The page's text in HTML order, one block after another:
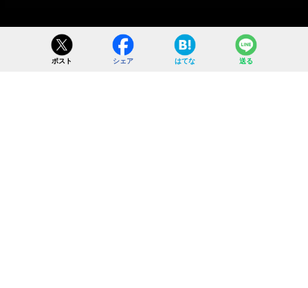
ポスト シェア はてな 送る